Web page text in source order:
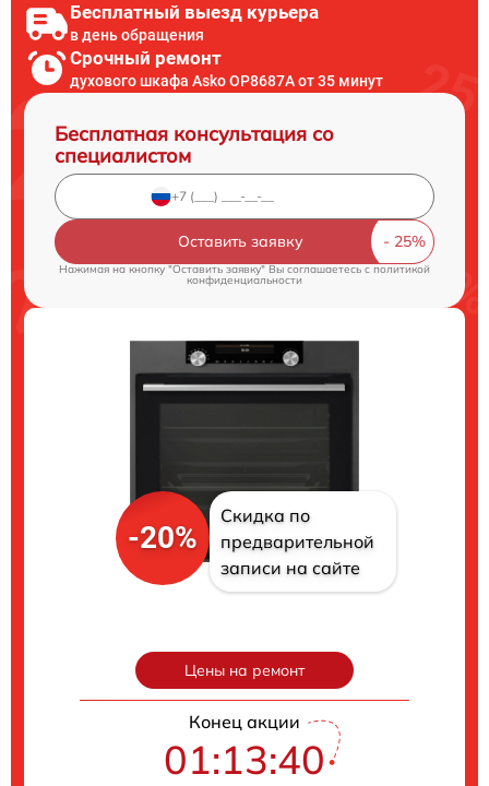
Бесплатный выезд курьера
в день обращения
Срочный ремонт
духового шкафа Asko OP8687A от 35 минут
Бесплатная консультация со
специалистом
Оставить заявку
Нажимая на кнопку "Оставить заявку" Вы соглашаетесь cполитикой
конфиденциальности
-20%
Скидка по
предварительной
записи на сайте
Цены на ремонт
Конец акции
01:13:39